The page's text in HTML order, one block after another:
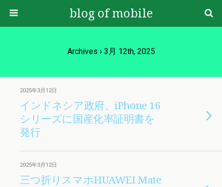
blog of mobile
Archives › 3月 12th, 2025
2025年3月12日
インドネシア政府、iPhone 16
シリーズに国産化率証明書を
発行
2025年3月12日
三つ折りスマホHUAWEI Mate